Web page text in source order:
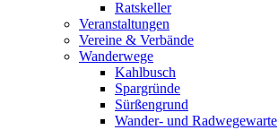
Ratskeller
Veranstaltungen
Vereine & Verbände
Wanderwege
Kahlbusch
Spargründe
Sürßengrund
Wander- und Radwegewarte